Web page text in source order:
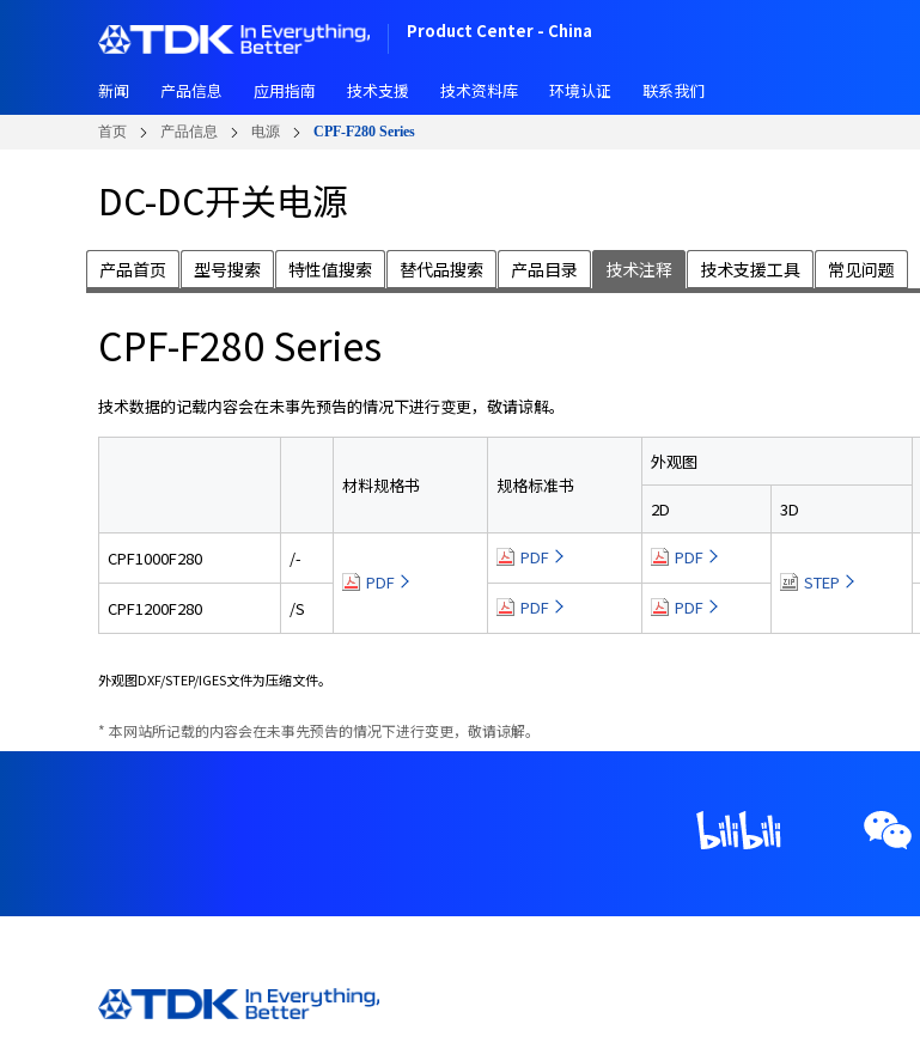
要
Product Center - China
新闻 产品信息 应用指南 技术支援 技术资料库 环境认证 联系我们
首页 产品信息 电源 CPF-F280 Series
DC-DC开关电源
产品首页 型号搜索 特性值搜索 替代品搜索 产品目录 技术注释 技术支援工具 常见问题
CPF-F280 Series
技术数据的记载内容会在未事先预告的情况下进行变更，敬请谅解。
材料规格书 规格标准书
外观图
2D
3D
CPF1000F280
/-
PDF
PDF
PDF
STEP
CPF1200F280 /S PDF PDF
外观图DXF/STEP/IGES文件为压缩文件。
本网站所记载的内容会在未事先预告的情况下进行变更，敬请谅解。